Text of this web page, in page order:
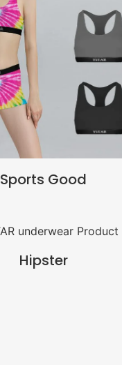
Sports Good
Hipster